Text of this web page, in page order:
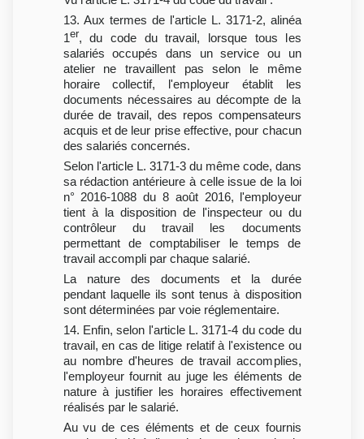
13. Aux termes de l'article L. 3171-2, alinéa
1er, du code du travail, lorsque tous les
salariés occupés dans un service ou un
atelier ne travaillent pas selon le même
horaire collectif, l'employeur établit les
documents nécessaires au décompte de la
durée de travail, des repos compensateurs
acquis et de leur prise effective, pour chacun
des salariés concernés.
Selon l'article L. 3171-3 du même code, dans
sa rédaction antérieure à celle issue de la loi
n° 2016-1088 du 8 août 2016, l'employeur
tient à la disposition de l'inspecteur ou du
contrôleur du travail les documents
permettant de comptabiliser le temps de
travail accompli par chaque salarié.
La nature des documents et la durée
pendant laquelle ils sont tenus à disposition
sont déterminées par voie réglementaire.
14. Enfin, selon l'article L. 3171-4 du code du
travail, en cas de litige relatif à l'existence ou
au nombre d'heures de travail accomplies,
l'employeur fournit au juge les éléments de
nature à justifier les horaires effectivement
réalisés par le salarié.
Au vu de ces éléments et de ceux fournis